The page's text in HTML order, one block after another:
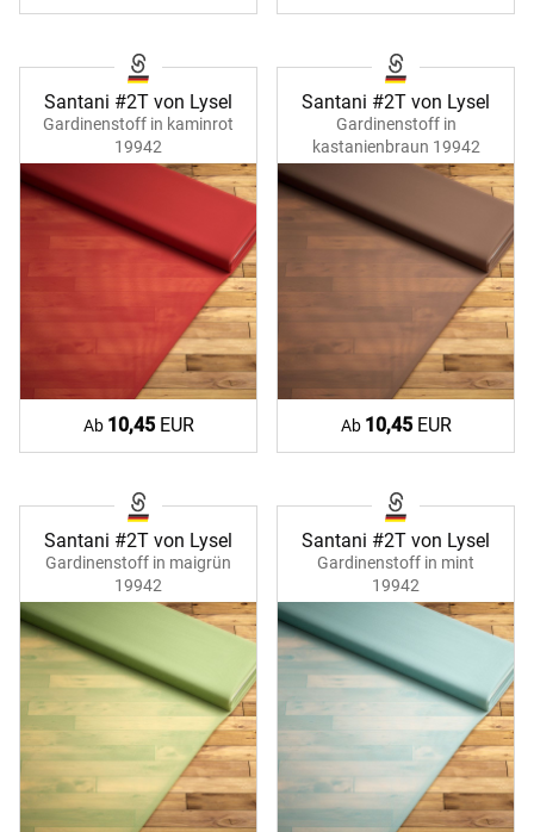
Santani #2T von Lysel
Gardinenstoff in kaminrot
19942
Ab 10,45EUR
Santani #2T von Lysel
Gardinenstoff in
kastanienbraun 19942
Ab 10,45EUR
Santani #2T von Lysel
Gardinenstoff in maigrün
19942
Santani #2T von Lysel
Gardinenstoff in mint
19942